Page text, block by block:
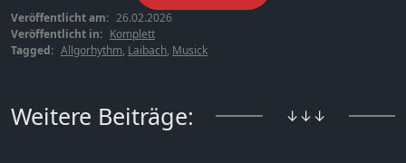
Veröffentlicht am: 26.02.2026
Veröffentlicht in: Komplett
Tagged: Allgorhythm, Laibach, Musick
Weitere Beiträge: ↓↓↓